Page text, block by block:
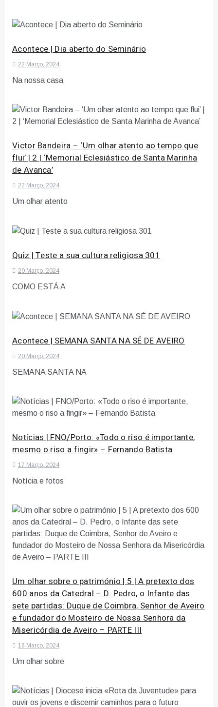
Acontece | Dia aberto do Seminário
22 Março, 2024
Na nossa casa
Victor Bandeira – ‘Um olhar atento ao tempo que
flui’ | 2 | ‘Memorial Eclesiástico de Santa Marinha
de Avanca’
22 Março, 2024
Um olhar atento
Quiz | Teste a sua cultura religiosa 301
20 Março, 2024
COMO ESTÁ A
Acontece | SEMANA SANTA NA SÉ DE AVEIRO
20 Março, 2024
SEMANA SANTA NA
Notícias | FNO/Porto: «Todo o riso é importante,
mesmo o riso a fingir» – Fernando Batista
17 Março, 2024
Notícia e fotos
Um olhar sobre o património | 5 | A pretexto dos
600 anos da Catedral – D. Pedro, o Infante das
sete partidas: Duque de Coimbra, Senhor de Aveiro
e fundador do Mosteiro de Nossa Senhora da
Misericórdia de Aveiro – PARTE III
16 Março, 2024
Um olhar sobre